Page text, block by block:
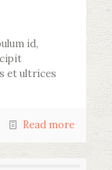
id,
et ultrices
Read more